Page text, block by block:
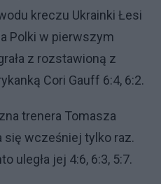
kreczu Ukrainki Łesi
Polki w pierwszym
z rozstawioną z
Cori Gauff 6:4, 6:2.
trenera Tomasza
się wcześniej tylko raz.
uległa jej 4:6, 6:3, 5:7.